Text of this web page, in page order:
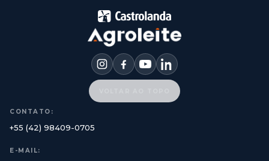
CONTATO:
+55 (42) 98409-0705
E-MAIL: